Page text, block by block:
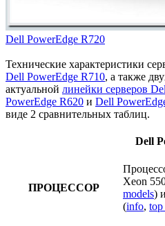
Dell PowerEdge R720
Технические характеристики
Dell PowerEdge R710, а также
актуальной линейки серверов
PowerEdge R620 и Dell
виде 2 сравнительных таблиц.
Dell
ПРОЦЕССОР
Xeon
models)
(info, top